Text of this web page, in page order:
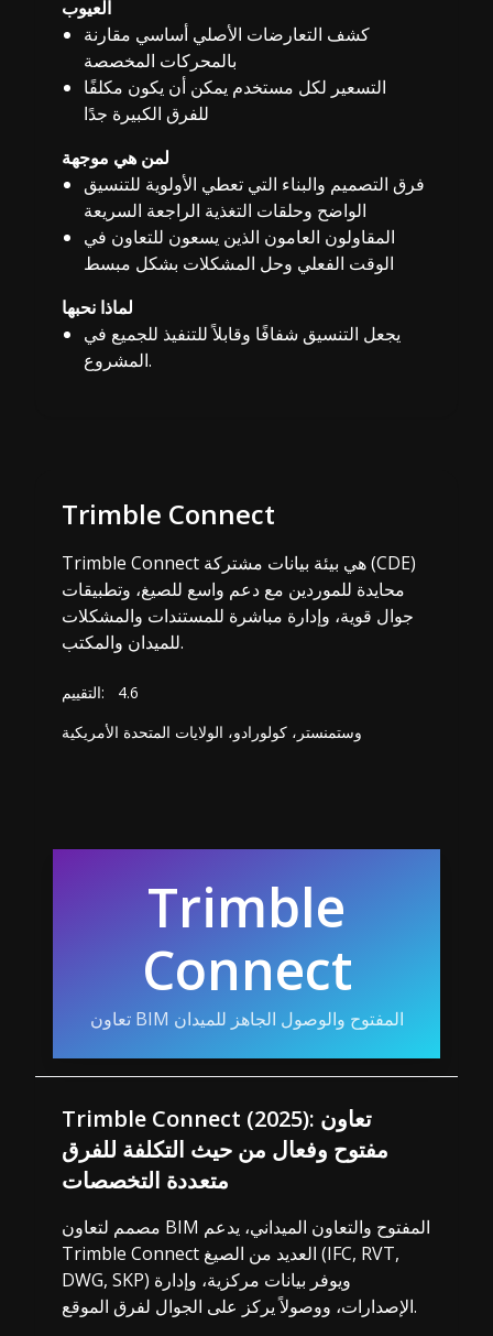
العيوب
كشف التعارضات الأصلي أساسي مقارنة
بالمحركات المخصصة
التسعير لكل مستخدم يمكن أن يكون مكلفًا
للفرق الكبيرة جدًا
لمن هي موجهة
فرق التصميم والبناء التي تعطي الأولوية للتنسيق
الواضح وحلقات التغذية الراجعة السريعة
المقاولون العامون الذين يسعون للتعاون في
الوقت الفعلي وحل المشكلات بشكل مبسط
لماذا نحبها
يجعل التنسيق شفافًا وقابلاً للتنفيذ للجميع في
المشروع.
Trimble Connect
Trimble Connect هي بيئة بيانات مشتركة (CDE)
محايدة للموردين مع دعم واسع للصيغ، وتطبيقات
جوال قوية، وإدارة مباشرة للمستندات والمشكلات
للميدان والمكتب.
التقييم:
4.6
وستمنستر، كولورادو، الولايات المتحدة الأمريكية
Trimble
Connect
تعاون BIM المفتوح والوصول الجاهز للميدان
Trimble Connect (2025): تعاون
مفتوح وفعال من حيث التكلفة للفرق
متعددة التخصصات
مصمم لتعاون BIM المفتوح والتعاون الميداني، يدعم
Trimble Connect العديد من الصيغ (IFC, RVT,
DWG, SKP) ويوفر بيانات مركزية، وإدارة
الإصدارات، ووصولاً يركز على الجوال لفرق الموقع.